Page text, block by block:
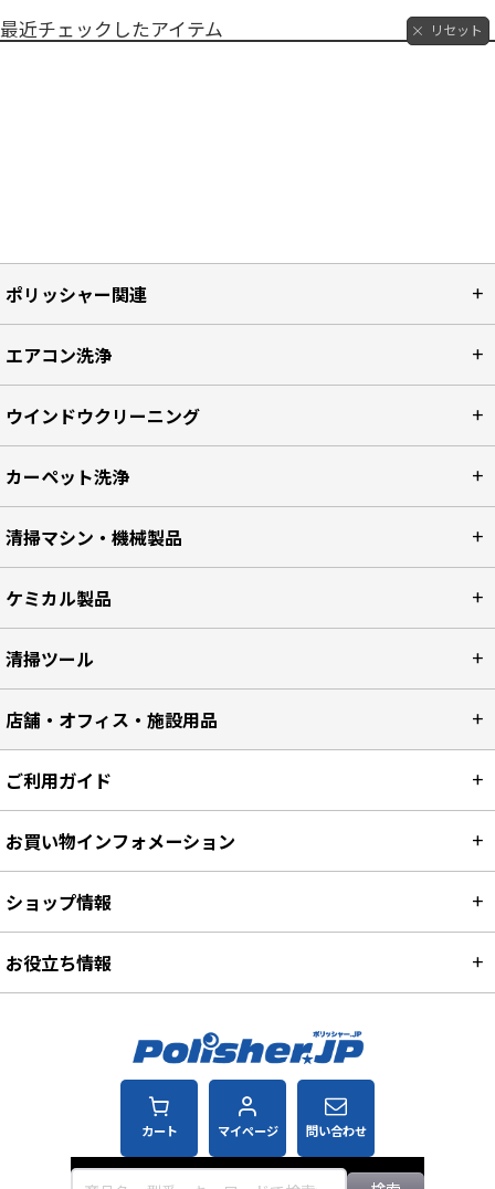
最近チェックしたアイテム リセット
ポリッシャー関連
エアコン洗浄
ウインドウクリーニング
カーペット洗浄
清掃マシン・機械製品
ケミカル製品
清掃ツール
店舗・オフィス・施設用品
カート マイページ 問い合わせ
ご利用ガイド
お買い物インフォメーション
ショップ情報
お役立ち情報